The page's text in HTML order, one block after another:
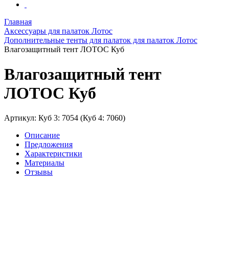
Главная
Аксессуары для палаток Лотос
Дополнительные тенты для палаток для палаток Лотос
Влагозащитный тент ЛОТОС Куб
Влагозащитный тент
ЛОТОС Куб
Артикул: Куб 3: 7054 (Куб 4: 7060)
Описание
Предложения
Характеристики
Материалы
Отзывы